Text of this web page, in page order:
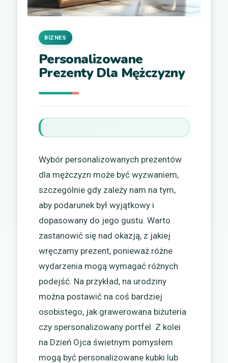
Personalizowane
Prezenty Dla Mężczyzny
BIZNES
Wybór personalizowanych prezentów
dla mężczyzn może być wyzwaniem,
szczególnie gdy zależy nam na tym,
aby podarunek był wyjątkowy i
dopasowany do jego gustu. Warto
zastanowić się nad okazją, z jakiej
wręczamy prezent, ponieważ różne
wydarzenia mogą wymagać różnych
podejść. Na przykład, na urodziny
można postawić na coś bardziej
osobistego, jak grawerowana biżuteria
czy spersonalizowany portfel. Z kolei
na Dzień Ojca świetnym pomysłem
mogą być personalizowane kubki lub